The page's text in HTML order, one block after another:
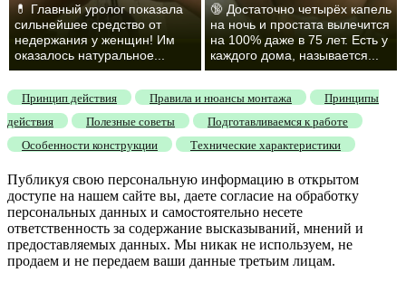
💊 Главный уролог показала
сильнейшее средство от
недержания у женщин! Им
оказалось натуральное...
🔞 Достаточно четырёх капель
на ночь и простата вылечится
на 100% даже в 75 лет. Есть у
каждого дома, называется...
Принцип действия Правила и нюансы монтажа
Принципы
действия
Полезные советы
Подготавливаемся к работе
Особенности конструкции
Технические характеристики
Публикуя свою персональную информацию в открытом
доступе на нашем сайте вы, даете согласие на обработку
персональных данных и самостоятельно несете
ответственность за содержание высказываний, мнений и
предоставляемых данных. Мы никак не используем, не
продаем и не передаем ваши данные третьим лицам.